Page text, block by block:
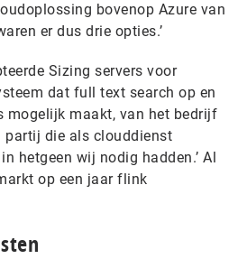
bovenop Azure van
er dus drie opties.’
Sizing servers voor
dat full text search op en
mogelijk maakt, van het bedrijf
partij die als clouddienst
hetgeen wij nodig hadden.’ Al
op een jaar flink